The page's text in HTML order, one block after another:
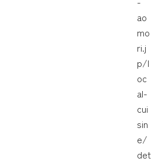
ao
mo
ri.j
p/l
oc
al-
cui
sin
e/
det